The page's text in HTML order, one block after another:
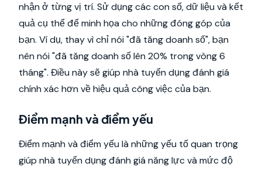
nhận ở từng vị trí. Sử dụng các con số, dữ liệu và kết
quả cụ thể để minh họa cho những đóng góp của
bạn. Ví dụ, thay vì chỉ nói "đã tăng doanh số", bạn
nên nói "đã tăng doanh số lên 20% trong vòng 6
tháng". Điều này sẽ giúp nhà tuyển dụng đánh giá
chính xác hơn về hiệu quả công việc của bạn.
Điểm mạnh và điểm yếu
Điểm mạnh và điểm yếu là những yếu tố quan trọng
giúp nhà tuyển dụng đánh giá năng lực và mức độ